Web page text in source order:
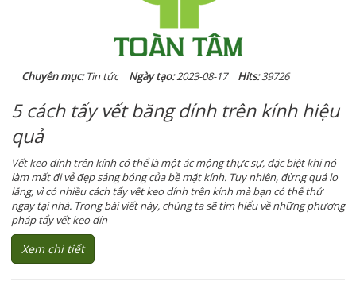
Chuyên mục:Tin tức Ngày tạo:2023-08-17 Hits:39726
5 cách tẩy vết băng dính trên kính hiệu
quả
Vết keo dính trên kính có thể là một ác mộng thực sự, đặc biệt khi nó
làm mất đi vẻ đẹp sáng bóng của bề mặt kính. Tuy nhiên, đừng quá lo
lắng, vì có nhiều cách tẩy vết keo dính trên kính mà bạn có thể thử
ngay tại nhà. Trong bài viết này, chúng ta sẽ tìm hiểu về những phương
pháp tẩy vết keo dín
Xem chi tiết